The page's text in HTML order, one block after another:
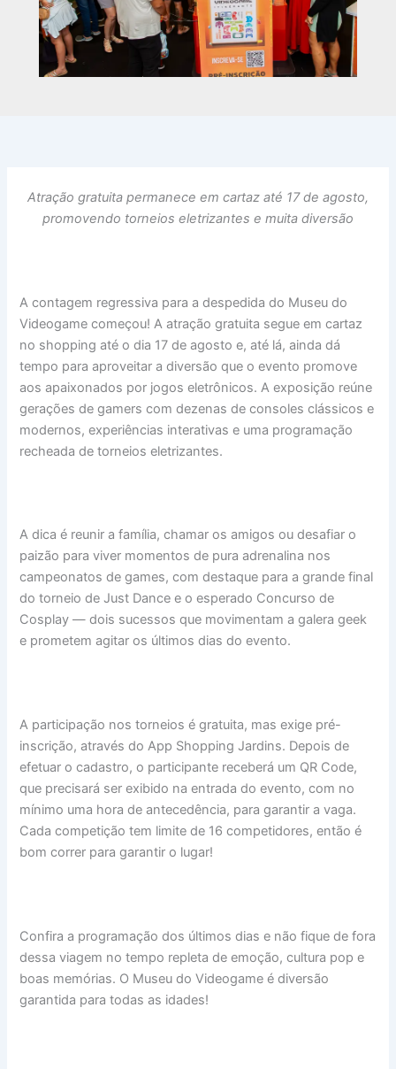
Atração gratuita permanece em cartaz até 17 de agosto,
promovendo torneios eletrizantes e muita diversão
A contagem regressiva para a despedida do Museu do
Videogame começou! A atração gratuita segue em cartaz
no shopping até o dia 17 de agosto e, até lá, ainda dá
tempo para aproveitar a diversão que o evento promove
aos apaixonados por jogos eletrônicos. A exposição reúne
gerações de gamers com dezenas de consoles clássicos e
modernos, experiências interativas e uma programação
recheada de torneios eletrizantes.
A dica é reunir a família, chamar os amigos ou desafiar o
paizão para viver momentos de pura adrenalina nos
campeonatos de games, com destaque para a grande final
do torneio de Just Dance e o esperado Concurso de
Cosplay — dois sucessos que movimentam a galera geek
e prometem agitar os últimos dias do evento.
A participação nos torneios é gratuita, mas exige pré-
inscrição, através do App Shopping Jardins. Depois de
efetuar o cadastro, o participante receberá um QR Code,
que precisará ser exibido na entrada do evento, com no
mínimo uma hora de antecedência, para garantir a vaga.
Cada competição tem limite de 16 competidores, então é
bom correr para garantir o lugar!
Confira a programação dos últimos dias e não fique de fora
dessa viagem no tempo repleta de emoção, cultura pop e
boas memórias. O Museu do Videogame é diversão
garantida para todas as idades!